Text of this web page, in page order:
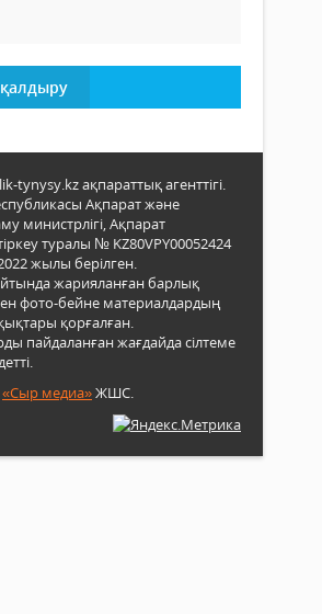
қалдыру
tynysy.kz ақпараттық агенттігі.
Ақпарат және
министрлігі, Ақпарат
туралы № KZ80VPY00052424
жылы берілген.
жарияланған барлық
фото-бейне материалдардың
қорғалған.
пайдаланған жағдайда сілтеме
«Сыр медиа»ЖШС.